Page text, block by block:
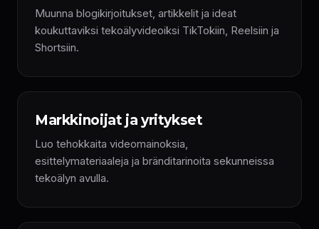
Muunna blogikirjoitukset, artikkelit ja ideat
koukuttaviksi tekoälyvideoiksi TikTokiin, Reelsiin ja
Shortsiin.
Markkinoijat ja yritykset
Luo tehokkaita videomainoksia,
esittelymateriaaleja ja bränditarinoita sekunneissa
tekoälyn avulla.